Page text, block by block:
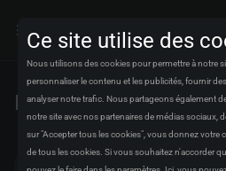
Ce site utilise des
Nous utilisons des cookies pour permettre à notre
personnaliser le contenu et les publicités, fournir
analyser notre trafic. Nous partageons également
notre site avec nos partenaires de médias sociaux,
sur "Accepter tous les cookies", vous donnez votre
de tous les cookies. Si vous souhaitez n'accorder
Nouvelles
Nouvelles